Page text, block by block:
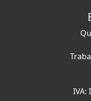
IVA: